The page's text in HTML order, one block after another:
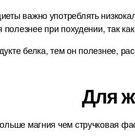
важно употреблять
полезнее при похудении, так
белка, тем он полезнее,
Для
магния чем стручковая